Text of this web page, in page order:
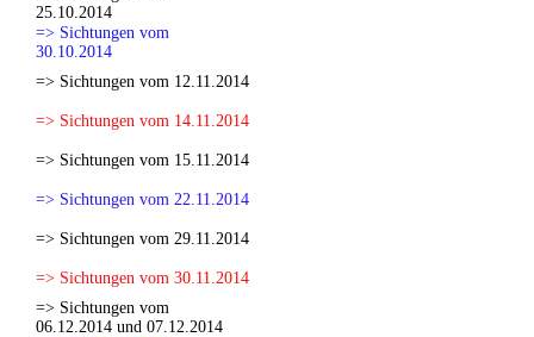
25.10.2014
=> Sichtungen vom
30.10.2014
=> Sichtungen vom 12.11.2014
=> Sichtungen vom 14.11.2014
=> Sichtungen vom 15.11.2014
=> Sichtungen vom 22.11.2014
=> Sichtungen vom 29.11.2014
=> Sichtungen vom 30.11.2014
=> Sichtungen vom
06.12.2014 und 07.12.2014